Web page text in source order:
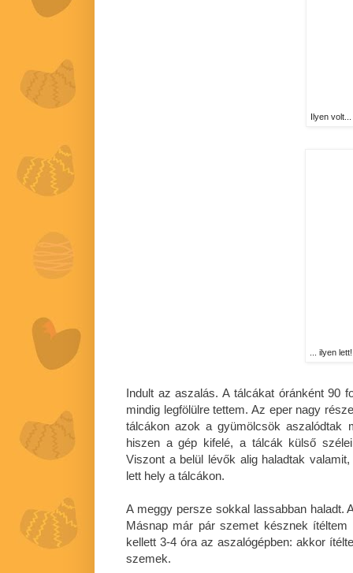
Ilyen volt...
... ilyen lett!
Indult az aszalás. A tálcákat óránként 90
mindig legfölülre tettem. Az eper nagy
tálcákon azok a gyümölcsök aszalódtak
hiszen a gép kifelé, a tálcák külső
Viszont a belül lévők alig haladtak
lett hely a tálcákon.
A meggy persze sokkal lassabban haladt.
Másnap már pár szemet késznek
kellett 3-4 óra az aszalógépben: akkor
szemek.